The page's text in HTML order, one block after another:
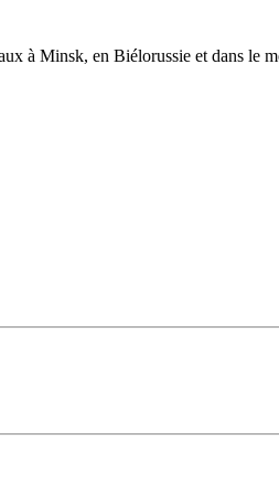
à Minsk, en Biélorussie et dans le